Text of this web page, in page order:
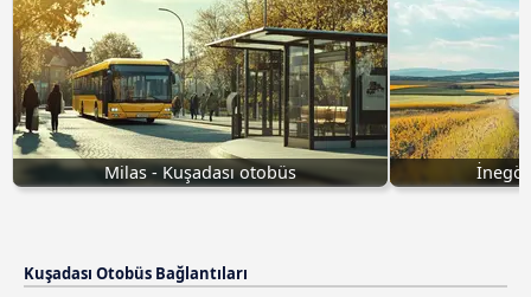
Milas - Kuşadası otobüs İnegöl
Kuşadası Otobüs Bağlantıları